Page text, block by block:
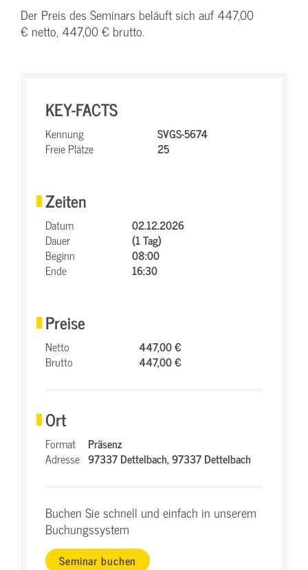
Der Preis des Seminars beläuft sich auf 447,00
€ netto, 447,00 € brutto.
KEY-FACTS
Kennung
SVGS-5674
Freie Plätze
25
Zeiten
Datum
02.12.2026
Dauer
(1 Tag)
Beginn
08:00
Ende
16:30
Preise
Netto
447,00 €
Brutto
447,00 €
Ort
Format
Präsenz
Adresse 97337 Dettelbach,97337 Dettelbach
Buchen Sie schnell und einfach in unserem
Buchungssystem
Seminar buchen